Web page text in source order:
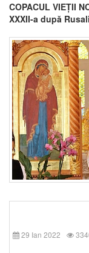
COPACUL VIEȚII
XXXII-a după
29 Ian 2022